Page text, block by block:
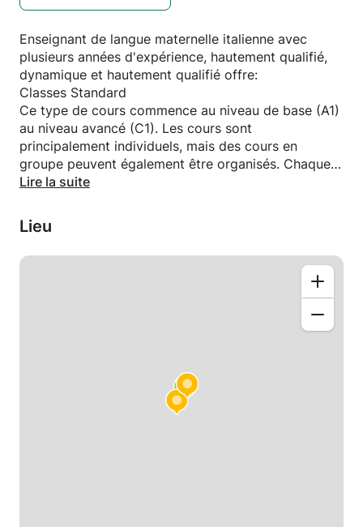
Enseignant de langue maternelle italienne avec
plusieurs années d'expérience, hautement qualifié,
dynamique et hautement qualifié offre:
Classes Standard
Ce type de cours commence au niveau de base (A1)
au niveau avancé (C1). Les cours sont
principalement individuels, mais des cours en
groupe peuvent également être organisés. Chaque
leçon est basée sur une didactique communicative,
besoins de l'élève. L'étudiant est toujours encouragé
à jouer un rôle primordial pendant la leçon.
Lire la suite
Lieu